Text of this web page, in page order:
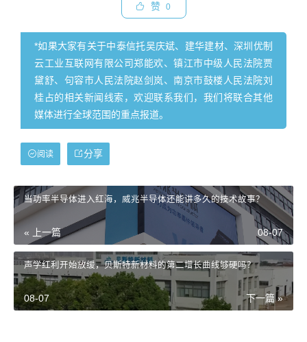
赞 0
*如果大家有关于中泰信托吴庆斌、建华建材、深圳优制
云工业互联网有限公司郑能欢、镇江市中级人民法院贾
黛舒、句容市人民法院赵剑岚、南京市鼓楼人民法院刘
桂占的相关新闻线索，欢迎联系我们，我们将联合其他
媒体进行全球范围的重点报道。
分享
阅读
当功率半导体进入红海，威兆半导体还能讲多久的技术故事？
« 上一篇 08-07
声学红利开始放缓，贝斯特新材料的第二增长曲线够硬吗？
下一篇 »
08-07